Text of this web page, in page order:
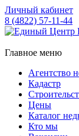
Личный кабинет
8 (4822) 57-11-44
Главное меню
Агентство
Кадастр
Цены
Каталог
Кто мы